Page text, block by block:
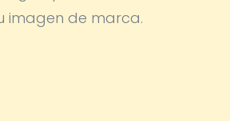
imagen de marca.